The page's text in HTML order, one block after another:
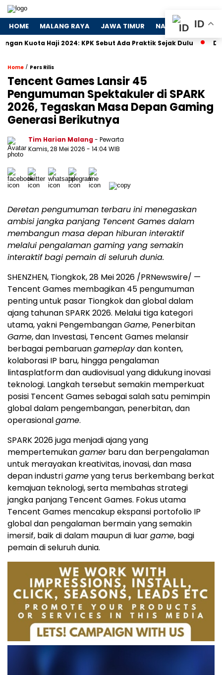
HOME MALANG RAYA JAWA TIMUR NASIONAL
Haji 2024: KPK Sebut Ada Praktik Sejak Dulu Dosa-Dosa
Home / Pers Rilis
Tencent Games Lansir 45
Pengumuman Spektakuler di SPARK
2026, Tegaskan Masa Depan Gaming
Generasi Berikutnya
Tim Harian Malang- Pewarta
Kamis, 28 Mei 2026 - 14:04 WIB
Deretan pengumuman terbaru ini menegaskan
ambisi jangka panjang Tencent Games dalam
membangun masa depan hiburan interaktif
melalui pengalaman gaming yang semakin
interaktif bagi pemain di seluruh dunia.
SHENZHEN, Tiongkok, 28 Mei 2026 /PRNewswire/ —
Tencent Games membagikan 45 pengumuman
penting untuk pasar Tiongkok dan global dalam
ajang tahunan SPARK 2026. Melalui tiga kategori
utama, yakni PengembanganGame, Penerbitan
Game, dan Investasi, Tencent Games melansir
berbagai pembaruangameplaydan konten,
kolaborasi IP baru, hingga pengalaman
lintasplatform dan audiovisual yang didukung inovasi
teknologi. Langkah tersebut semakin memperkuat
posisi Tencent Games sebagai salah satu pemimpin
global dalam pengembangan, penerbitan, dan
operasionalgame.
SPARK 2026 juga menjadi ajang yang
mempertemukangamerbaru dan berpengalaman
untuk merayakan kreativitas, inovasi, dan masa
depan industrigameyang terus berkembang berkat
kemajuan teknologi, serta membahas strategi
jangka panjang Tencent Games. Fokus utama
Tencent Games mencakup ekspansi portofolio IP
global dan pengalaman bermain yang semakin
imersif, baik di dalam maupun di luargame, bagi
pemain di seluruh dunia.
ID